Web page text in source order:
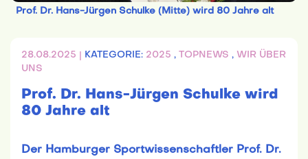
Prof. Dr. Hans-Jürgen Schulke (Mitte) wird 80 Jahre alt
28.08.2025 | KATEGORIE: 2025 , TOPNEWS , WIR ÜBER
UNS
Prof. Dr. Hans-Jürgen Schulke wird
80 Jahre alt
Der Hamburger Sportwissenschaftler Prof. Dr.